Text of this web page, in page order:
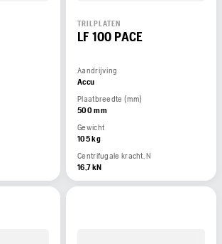
TRILPLATEN
LF 100 PACE
Aandrijving
Accu
Plaatbreedte (mm)
500 mm
Gewicht
105 kg
Centrifugale kracht, N
16,7 kN